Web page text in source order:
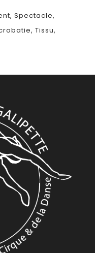
Spectacle
Tissu